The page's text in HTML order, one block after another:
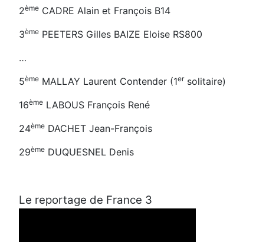
2ème CADRE Alain et François B14
3ème PEETERS Gilles BAIZE Eloise RS800
…
5ème MALLAY Laurent Contender (1ersolitaire)
16ème LABOUS François René
24ème DACHET Jean-François
29ème DUQUESNEL Denis
Le reportage de France 3